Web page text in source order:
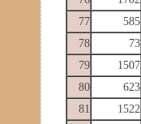
77
585
78
73
79
1507
80
623
81
1522